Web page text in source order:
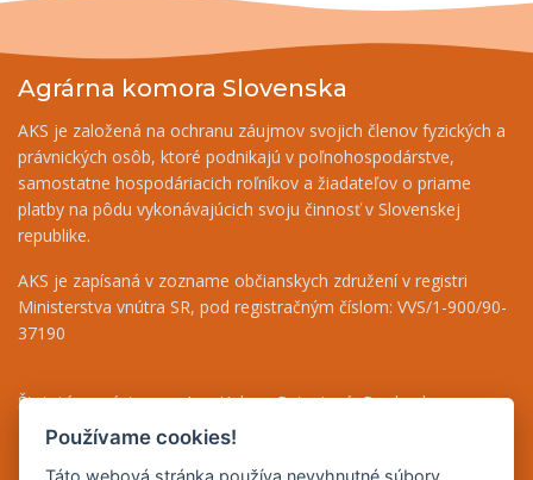
Agrárna komora Slovenska
AKS je založená na ochranu záujmov svojich členov fyzických a
právnických osôb, ktoré podnikajú v poľnohospodárstve,
samostatne hospodáriacich roľníkov a žiadateľov o priame
platby na pôdu vykonávajúcich svoju činnosť v Slovenskej
republike.
AKS je zapísaná v zozname občianskych združení v registri
Ministerstva vnútra SR, pod registračným číslom: VVS/1-900/90-
37190
Štatutárny zástupca - Ing. Helena Patasiová, Predseda
Riaditeľka - Ing. Bernáthová Nikoleta, tel.: +421 948 036 719
Používame cookies!
Táto webová stránka používa nevyhnutné súbory